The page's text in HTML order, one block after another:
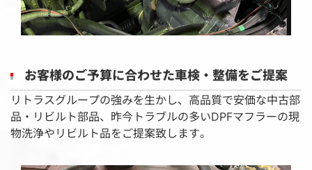
お客様のご予算に合わせた車検・整備をご提案
リトラスグループの強みを生かし、高品質で安価な中古部
品・リビルト部品、昨今トラブルの多いDPFマフラーの現
物洗浄やリビルト品をご提案致します。